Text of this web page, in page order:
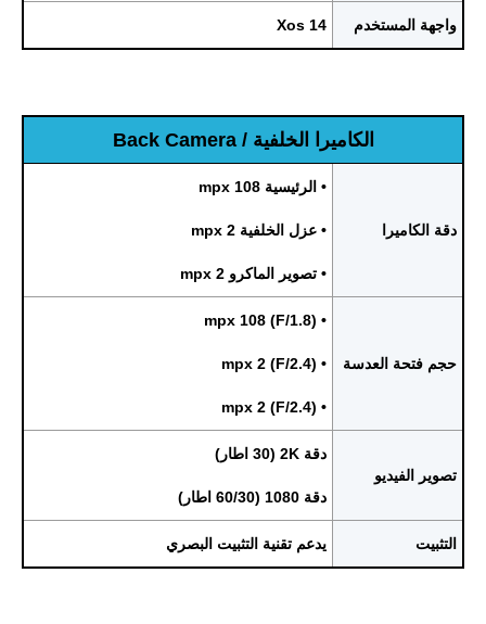
واجهة المستخدم Xos 14
الكاميرا الخلفية / Back Camera
دقة الكاميرا
• الرئيسية 108 mpx
• عزل الخلفية 2 mpx
• تصوير الماكرو 2 mpx
حجم فتحة العدسة
• mpx 108 (F/1.8)
• mpx 2 (F/2.4)
• mpx 2 (F/2.4)
تصوير الفيديو
دقة 2K (30 اطار)
دقة 1080 (60/30 اطار)
التثبيت يدعم تقنية التثبيت البصري